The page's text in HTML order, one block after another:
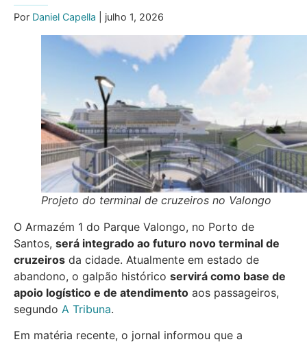
Por Daniel Capella | julho 1, 2026
Projeto do terminal de cruzeiros no Valongo
O Armazém 1 do Parque Valongo, no Porto de
Santos, será integrado ao futuro novo terminal de
cruzeiros da cidade. Atualmente em estado de
abandono, o galpão histórico servirá como base de
apoio logístico e de atendimento aos passageiros,
segundo A Tribuna.
Em matéria recente, o jornal informou que a